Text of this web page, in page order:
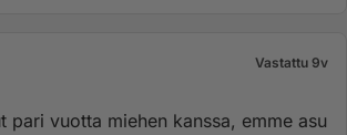
Vastattu 9v
pari vuotta miehen kanssa, emme asu